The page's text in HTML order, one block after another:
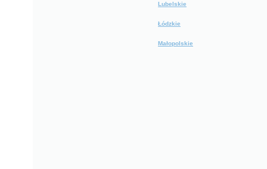
Lubelskie
Łódzkie
Małopolskie